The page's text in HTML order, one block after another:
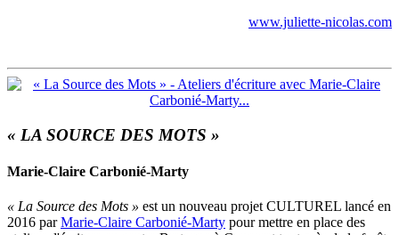
www.juliette-nicolas.com
« LA SOURCE DES MOTS »
Marie-Claire Carbonié-Marty
« La Source des Mots » est un nouveau projet CULTUREL lancé en
2016 parMarie-Claire Carbonié-Marty pour mettre en place des